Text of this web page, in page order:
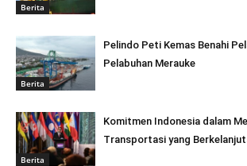
Berita
Berita
Pelindo Peti Kemas Benahi
Pelabuhan Merauke
Berita
Komitmen Indonesia dalam
Transportasi yang